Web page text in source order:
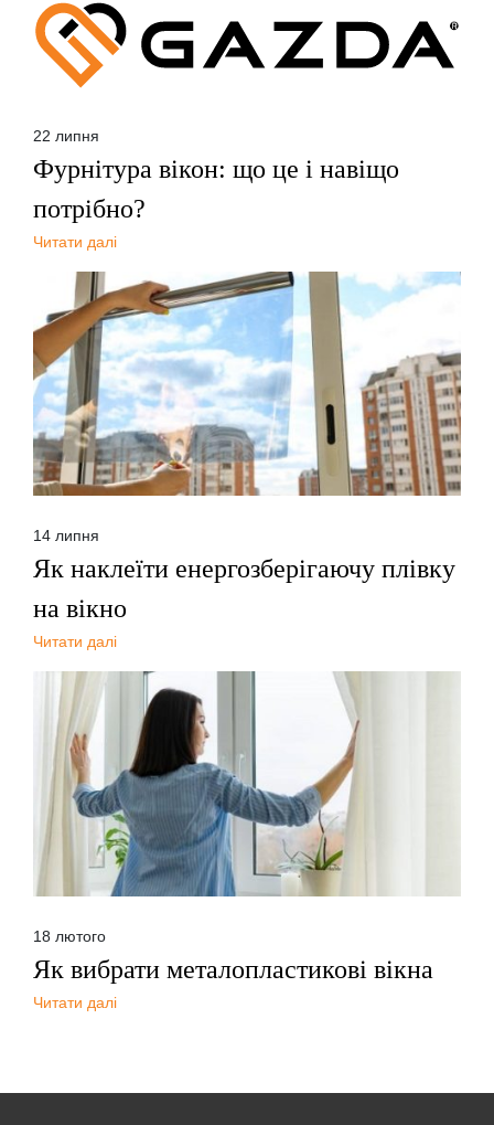
22 липня
Фурнітура вікон: що це і навіщо
потрібно?
Читати далі
14 липня
Як наклеїти енергозберігаючу плівку
на вікно
Читати далі
18 лютого
Як вибрати металопластикові вікна
Читати далі